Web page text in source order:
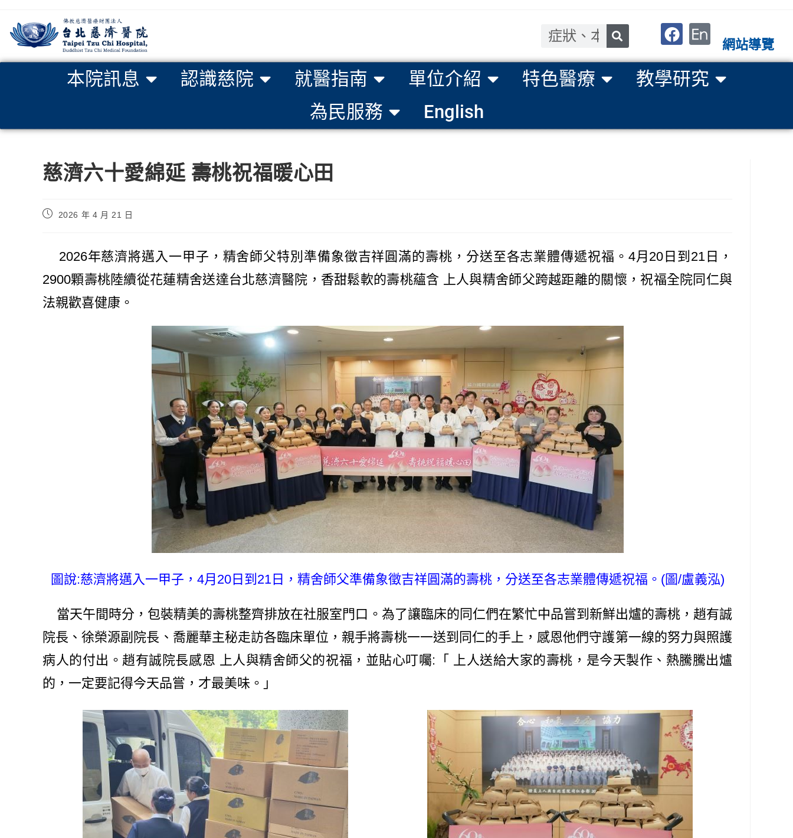
網站導覽
本院訊息 認識慈院 就醫指南 單位介紹 特色醫療
教學研究
為民服務
English
慈濟六十愛綿延 壽桃祝福暖心田
2026 年 4 月 21 日
2026年慈濟將邁入一甲子，精舍師父特別準備象徵吉祥圓滿的壽桃，分送至各志業體傳遞祝福。4月20日到21日，
2900顆壽桃陸續從花蓮精舍送達台北慈濟醫院，香甜鬆軟的壽桃蘊含 上人與精舍師父跨越距離的關懷，祝福全院同仁與
法親歡喜健康。
圖說:慈濟將邁入一甲子，4月20日到21日，精舍師父準備象徵吉祥圓滿的壽桃，分送至各志業體傳遞祝福。(圖/盧義泓)
當天午間時分，包裝精美的壽桃整齊排放在社服室門口。為了讓臨床的同仁們在繁忙中品嘗到新鮮出爐的壽桃，趙有誠
院長、徐榮源副院長、喬麗華主秘走訪各臨床單位，親手將壽桃一一送到同仁的手上，感恩他們守護第一線的努力與照護
病人的付出。趙有誠院長感恩 上人與精舍師父的祝福，並貼心叮囑:「 上人送給大家的壽桃，是今天製作、熱騰騰出爐
的，一定要記得今天品嘗，才最美味。」